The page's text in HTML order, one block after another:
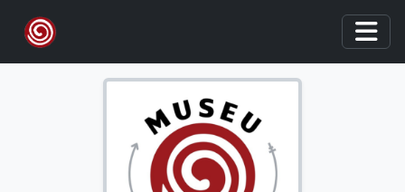
Skip to main content